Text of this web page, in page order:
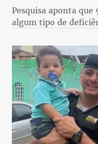
Pesquisa aponta
algum tipo de